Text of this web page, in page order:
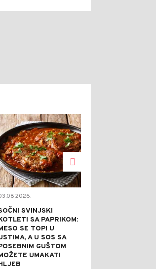
SVINJSKI
SA PAPRIKOM:
SE TOPI U
A U SOS SA
GUŠTOM
UMAKATI